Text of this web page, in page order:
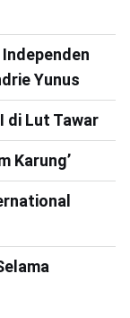
Yunus
di Lut Tawar
Karung’